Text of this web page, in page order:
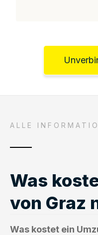
ALLE
Was
von Graz
Was kostet ein